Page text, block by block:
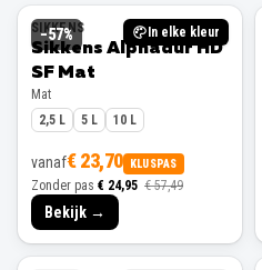
−57% In elke kleur
SIKKENS
Sikkens Alphadur HD
SF Mat
Mat
2,5 L
5 L 10 L
vanaf€ 23,70 KLUSPAS
Zonder pas € 24,95 € 57,49
Bekijk →